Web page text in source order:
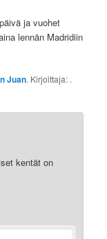
ja vuohet
lennän Madridiin
Juan. Kirjoittaja: .
kentät on